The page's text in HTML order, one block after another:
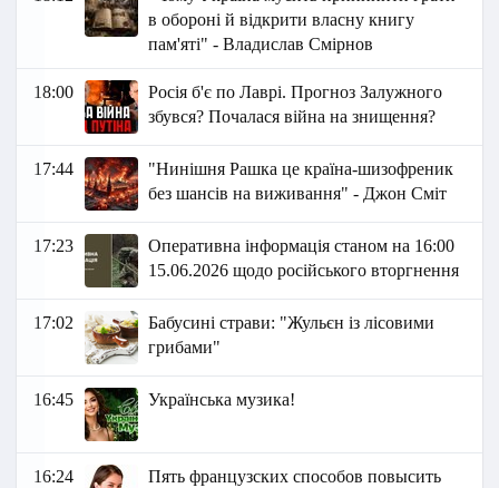
в обороні й відкрити власну книгу
пам'яті" - Владислав Смірнов
18:00
Росія б'є по Лаврі. Прогноз Залужного
збувся? Почалася війна на знищення?
17:44
"Нинішня Рашка це країна-шизофреник
без шансів на виживання" - Джон Сміт
17:23
Оперативна інформація станом на 16:00
15.06.2026 щодо російського вторгнення
17:02
Бабусині страви: "Жульєн із лісовими
грибами"
16:45 Українська музика!
16:24
Пять французских способов повысить